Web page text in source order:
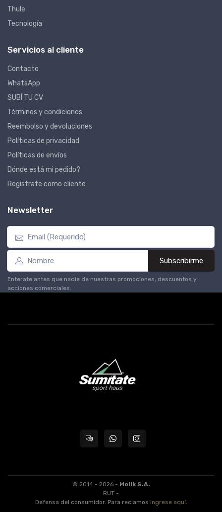
Thule
Tecnología
Servicios al cliente
Contacto
WhatsApp
SUBÍ TU CV
Términos y condiciones
Reembolso y devoluciones
Políticas de privacidad
Políticas de envíos
Dónde está mi pedido?
Registrate como cliente
Newsletter
Subscribirme
Enterate antes que nadie de nuestras promociones, descuentos y
acciones comerciales.
© 2014 - 2026 - Molik S.A.
RUT -
Defensa del consumidor. Para reclamos ingrese aquí.